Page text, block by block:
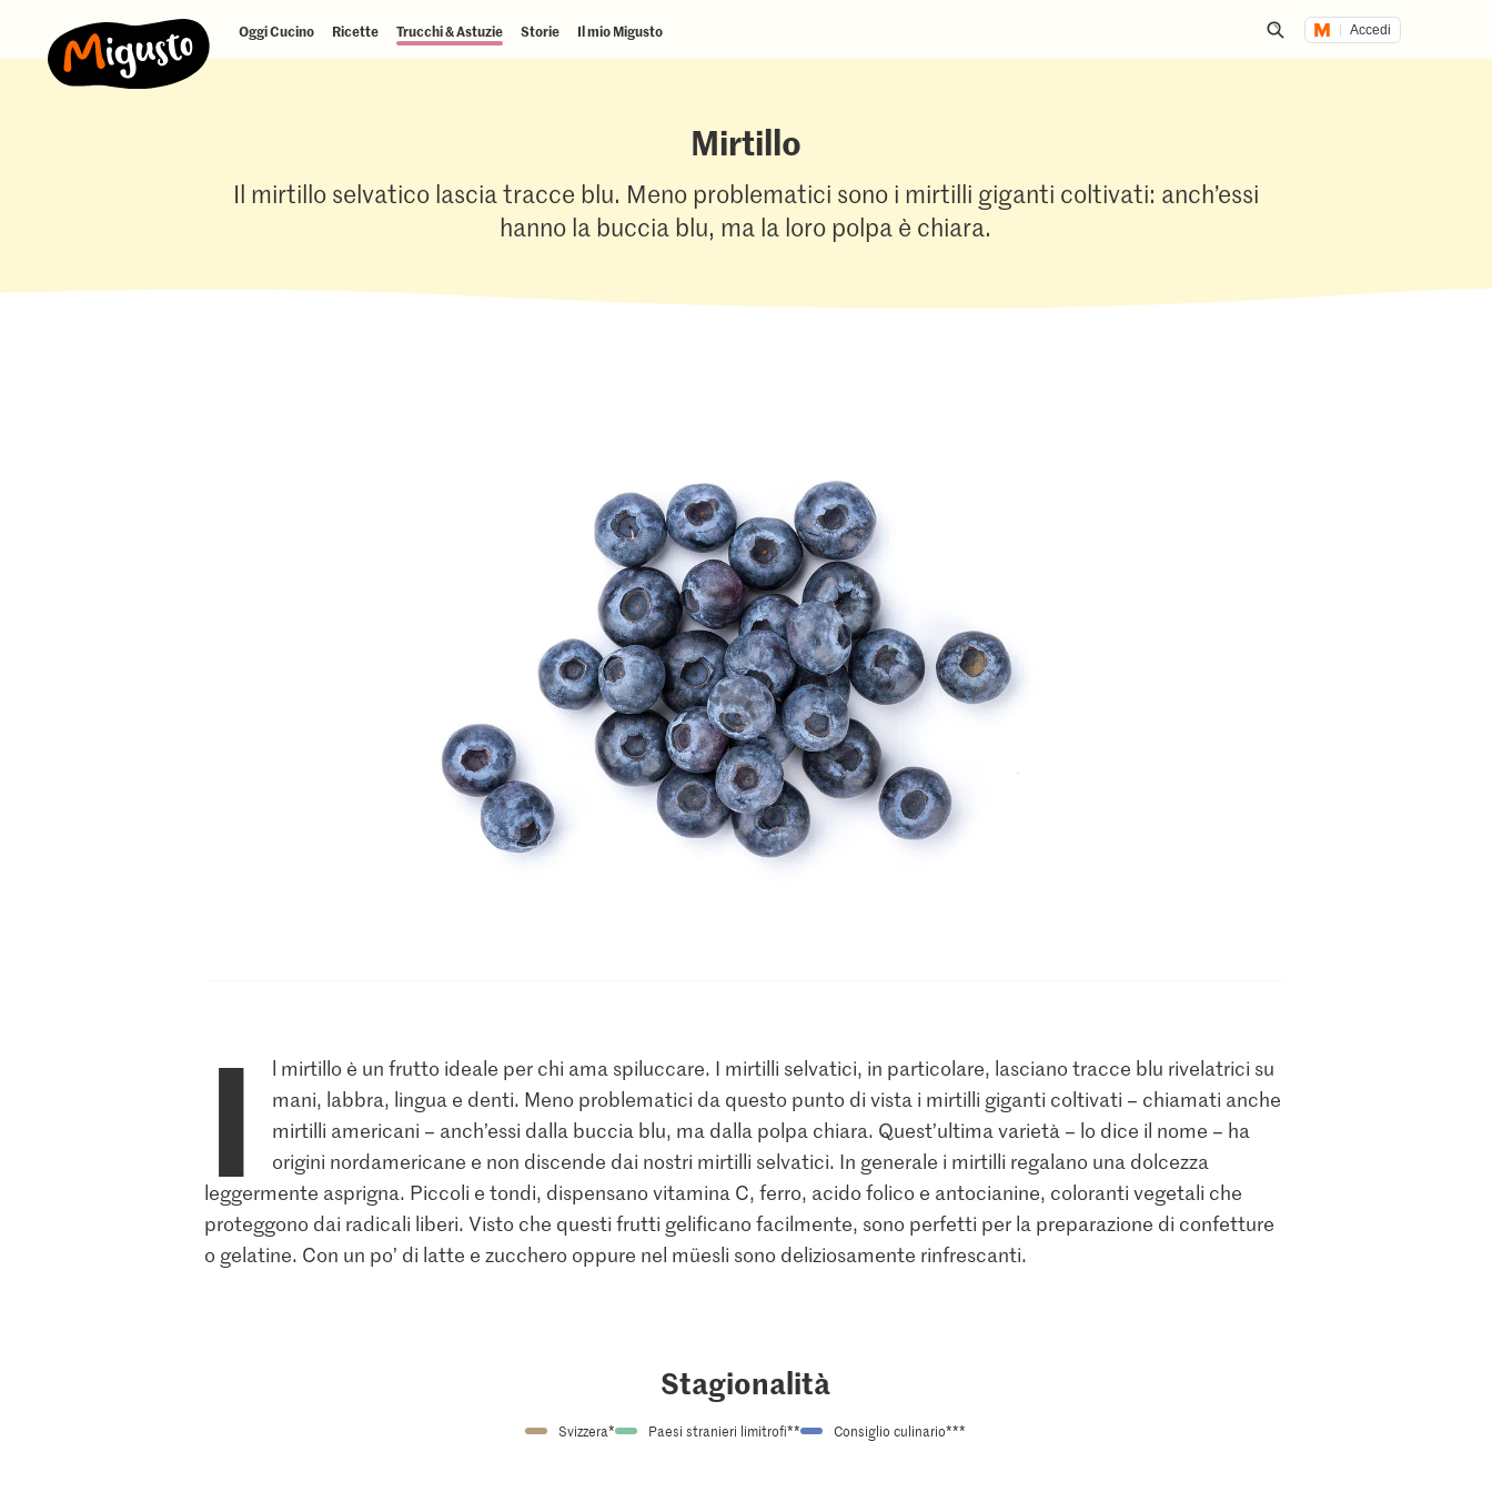
Oggi Cucino Ricette Trucchi & Astuzie Storie Il mio Migusto
Inizia una ricerca
Accedi
Mirtillo
Il mirtillo selvatico lascia tracce blu. Meno problematici sono i mirtilli giganti coltivati: anch’essi
hanno la buccia blu, ma la loro polpa è chiara.
I
l mirtillo è un frutto ideale per chi ama spiluccare. I mirtilli selvatici, in particolare, lasciano tracce blu rivelatrici su
mani, labbra, lingua e denti. Meno problematici da questo punto di vista i mirtilli giganti coltivati – chiamati anche
mirtilli americani – anch’essi dalla buccia blu, ma dalla polpa chiara. Quest’ultima varietà – lo dice il nome – ha
origini nordamericane e non discende dai nostri mirtilli selvatici. In generale i mirtilli regalano una dolcezza
leggermente asprigna. Piccoli e tondi, dispensano vitamina C, ferro, acido folico e antocianine, coloranti vegetali che
proteggono dai radicali liberi. Visto che questi frutti gelificano facilmente, sono perfetti per la preparazione di confetture
o gelatine. Con un po’ di latte e zucchero oppure nel müesli sono deliziosamente rinfrescanti.
Stagionalità
Svizzera* Paesi stranieri limitrofi** Consiglio culinario***